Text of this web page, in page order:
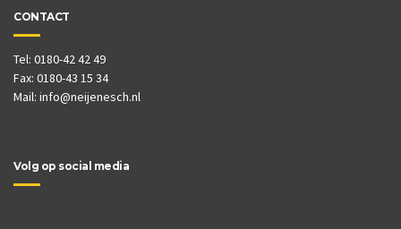
CONTACT
Tel: 0180-42 42 49
Fax: 0180-43 15 34
Mail: info@neijenesch.nl
Volg op social media